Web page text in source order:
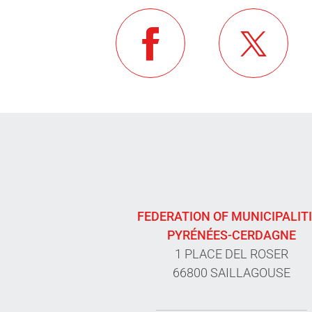
FEDERATION OF
PYRÉNÉES-CERDAGNE
1 PLACE DEL ROSER
66800 SAILLAGOUSE